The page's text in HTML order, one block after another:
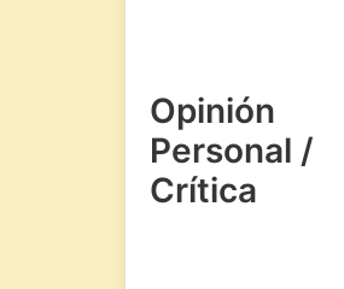
Opinión
Personal /
Crítica